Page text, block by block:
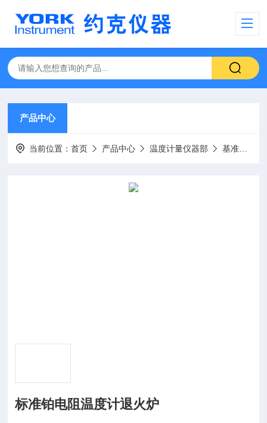
产品中心
当前位置：首页 产品中心 温度计量仪器部 基准级产品
标准铂电阻温度计退火炉